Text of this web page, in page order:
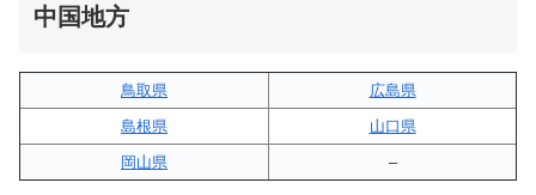
中国地方
鳥取県
広島県
島根県
山口県
岡山県
–